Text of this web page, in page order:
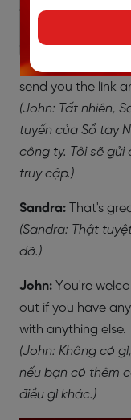
chính sách của
John:Absolutely,
the Employee
send you the link
(John: Tất nhiên,
tuyến của Sổ tay
công ty. Tôi sẽ
truy cập.)
Sandra:
That's
(Sandra: Thật
đỡ.)
John: You're
out if you have
with anything else.
(John: Không có
nếu bạn có thêm
điều gì khác.)